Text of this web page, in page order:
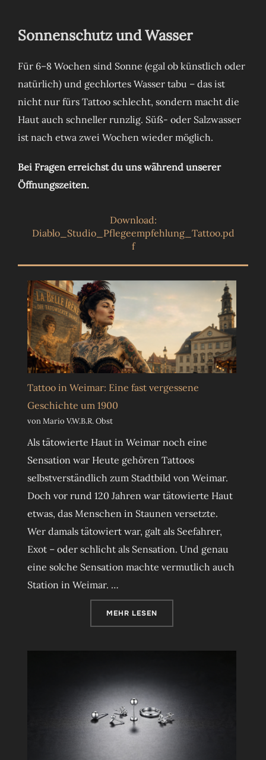
Sonnenschutz und Wasser
Für 6–8 Wochen sind Sonne (egal ob künstlich oder
natürlich) und gechlortes Wasser tabu – das ist
nicht nur fürs Tattoo schlecht, sondern macht die
Haut auch schneller runzlig. Süß- oder Salzwasser
ist nach etwa zwei Wochen wieder möglich.
Bei Fragen erreichst du uns während unserer
Öffnungszeiten.
Download:
Diablo_Studio_Pflegeempfehlung_Tattoo.pd
f
Tattoo in Weimar: Eine fast vergessene
Geschichte um 1900
von Mario V.W.B.R. Obst
Als tätowierte Haut in Weimar noch eine
Sensation war Heute gehören Tattoos
selbstverständlich zum Stadtbild von Weimar.
Doch vor rund 120 Jahren war tätowierte Haut
etwas, das Menschen in Staunen versetzte.
Wer damals tätowiert war, galt als Seefahrer,
Exot – oder schlicht als Sensation. Und genau
eine solche Sensation machte vermutlich auch
Station in Weimar. …
MEHR ÜBER „TATTOO IN WEIMAR: EINE
LESEN